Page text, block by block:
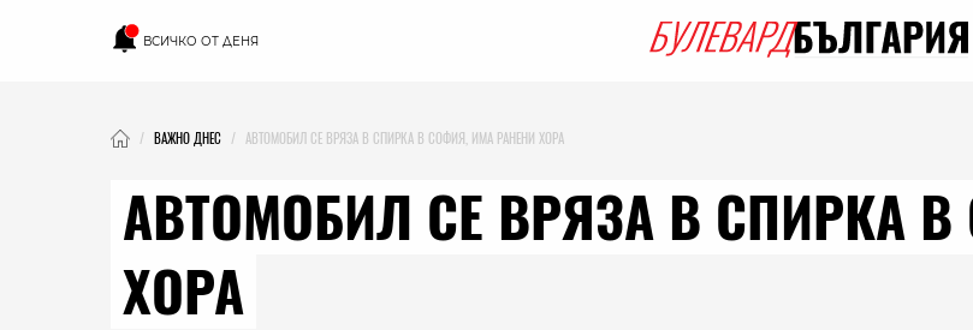
ВСИЧКО ОТ ДЕНЯ
ВАЖНО ДНЕС АВТОМОБИЛ СЕ ВРЯЗА В СПИРКА В СОФИЯ, ИМА РАНЕНИ ХОРА
АВТОМОБИЛ СЕ ВРЯЗА В СПИРКА
ХОРА